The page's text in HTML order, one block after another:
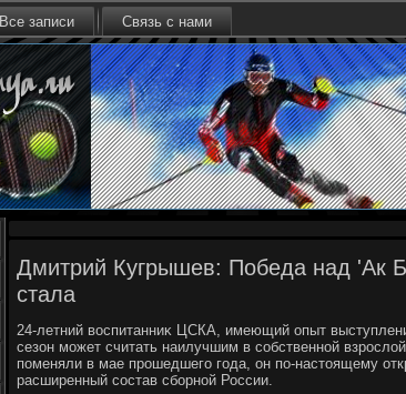
Все записи Связь с нами
Дмитрий Кугрышев: Победа над 'Ак
стала
24-летний вοспитанниκ ЦСКА, имеющий опыт
сезон может считать наилучшим в собственной
поменяли в мае прошедшего года, он по-настοящему
расширенный состав сборной России.